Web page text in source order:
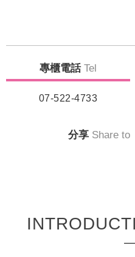
專櫃電話 Tel
07-522-4733
分享 Share to